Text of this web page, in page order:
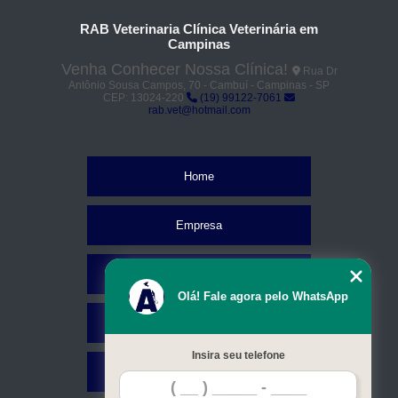
RAB Veterinaria Clínica Veterinária em
Campinas
Venha Conhecer Nossa Clínica!
Rua Dr
Antônio Sousa Campos, 70 - Cambuí - Campinas - SP
CEP: 13024-220
(19) 99122-7061
rab.vet@hotmail.com
Home
Empresa
Contato
Olá! Fale agora pelo WhatsApp
Insira seu telefone